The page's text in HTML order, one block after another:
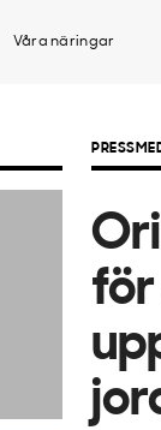
Våra näringar
för